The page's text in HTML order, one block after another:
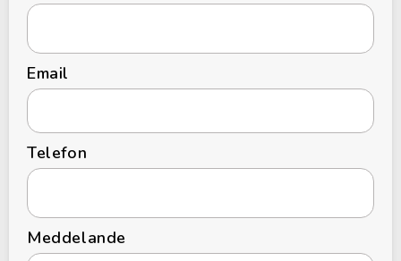
Email
Telefon
Meddelande